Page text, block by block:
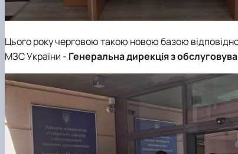
Цього року черговою такою новою базою
МЗС України - Генеральна дирекція з